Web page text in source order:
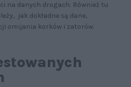
na danych drogach. Również tu
jak dokładne są dane,
omijania korków i zatorów.